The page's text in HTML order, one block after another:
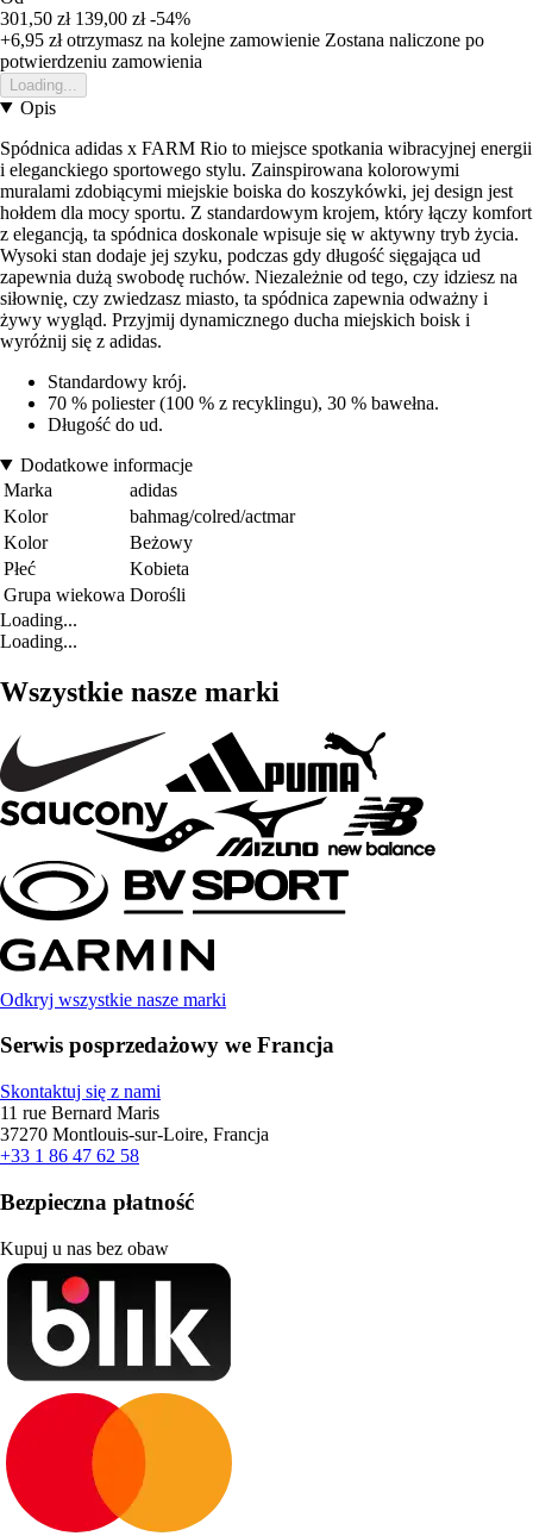
301,50 zł 139,00 zł -54%
+6,95 złotrzymasz na kolejne zamowienie Zostana naliczone po
potwierdzeniu zamowienia
Loading...
Opis
Spódnica adidas x FARM Rio to miejsce spotkania wibracyjnej energii
i eleganckiego sportowego stylu. Zainspirowana kolorowymi
muralami zdobiącymi miejskie boiska do koszykówki, jej design jest
hołdem dla mocy sportu. Z standardowym krojem, który łączy komfort
z elegancją, ta spódnica doskonale wpisuje się w aktywny tryb życia.
Wysoki stan dodaje jej szyku, podczas gdy długość sięgająca ud
zapewnia dużą swobodę ruchów. Niezależnie od tego, czy idziesz na
siłownię, czy zwiedzasz miasto, ta spódnica zapewnia odważny i
żywy wygląd. Przyjmij dynamicznego ducha miejskich boisk i
wyróżnij się z adidas.
Standardowy krój.
70 % poliester (100 % z recyklingu), 30 % bawełna.
Długość do ud.
Dodatkowe informacje
Marka
adidas
Kolor
bahmag/colred/actmar
Kolor
Beżowy
Płeć
Kobieta
Grupa wiekowa Dorośli
Loading...
Loading...
Wszystkie nasze marki
Odkryj wszystkie nasze marki
Serwis posprzedażowy we Francja
Skontaktuj się z nami
11 rue Bernard Maris
37270 Montlouis-sur-Loire, Francja
+33 1 86 47 62 58
Bezpieczna płatność
Kupuj u nas bez obaw